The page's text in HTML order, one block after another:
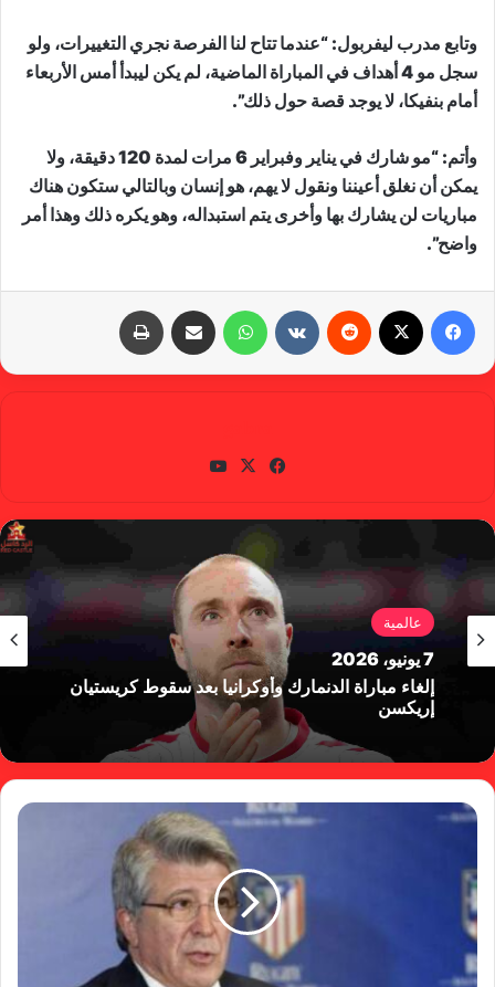
وتابع مدرب ليفربول: “عندما تتاح لنا الفرصة نجري التغييرات، ولو
سجل مو 4 أهداف في المباراة الماضية، لم يكن ليبدأ أمس الأربعاء
أمام بنفيكا، لا يوجد قصة حول ذلك”.
وأتم: “مو شارك في يناير وفبراير 6 مرات لمدة 120 دقيقة، ولا
يمكن أن نغلق أعيننا ونقول لا يهم، هو إنسان وبالتالي ستكون هناك
مباريات لن يشارك بها وأخرى يتم استبداله، وهو يكره ذلك وهذا أمر
واضح”.
واتساب
في
وك
X
عالمية
7 يونيو، 2026
إلغاء مباراة الدنمارك وأوكرانيا بعد سقوط كريستيان
إريكسن